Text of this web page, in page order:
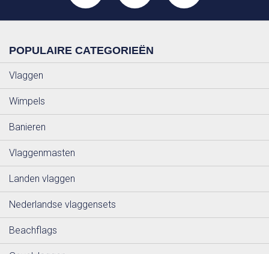
POPULAIRE CATEGORIEËN
Vlaggen
Wimpels
Banieren
Vlaggenmasten
Landen vlaggen
Nederlandse vlaggensets
Beachflags